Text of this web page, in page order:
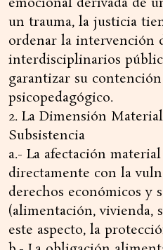
un trauma, la justicia
ordenar la intervención
interdisciplinarios
garantizar su
psicopedagógico.
2. La Dimensión
Subsistencia
a.- La afectación
directamente con la
derechos económicos y
(alimentación, vivienda,
este aspecto, la